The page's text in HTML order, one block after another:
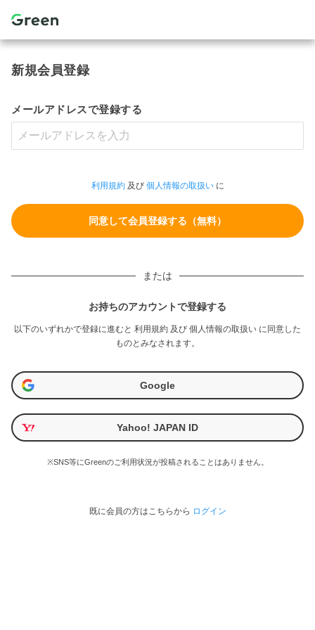
新規会員登録
メールアドレスで登録する
利用規約及び 個人情報の取扱いに
または
お持ちのアカウントで登録する
以下のいずれかで登録に進むと 利用規約 及び 個人情報の取扱い に同意した
ものとみなされます。
Google
Yahoo! JAPAN ID
※SNS等にGreenのご利用状況が投稿されることはありません。
既に会員の方はこちらから ログイン